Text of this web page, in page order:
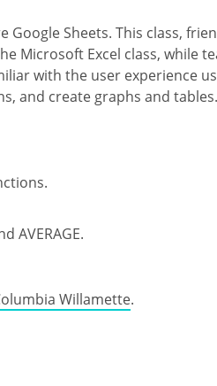
Sheets. This class,
Microsoft Excel class, while
with the user experience
and create graphs and tables.
AVERAGE.
Willamette.